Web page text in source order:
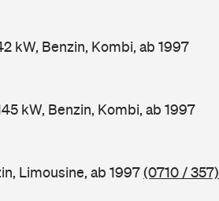
kW, Benzin, Kombi, ab 1997
kW, Benzin, Kombi, ab 1997
Limousine, ab 1997(0710 / 357)